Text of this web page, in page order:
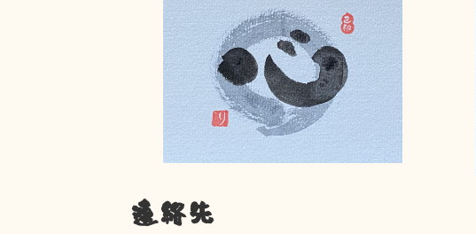
連絡先